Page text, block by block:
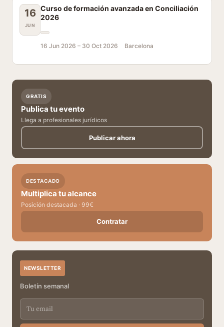
16
JUN
Curso de formación avanzada en Conciliación
2026
16 Jun 2026 – 30 Oct 2026 Barcelona
GRATIS
Publica tu evento
Llega a profesionales jurídicos
Publicar ahora
DESTACADO
Multiplica tu alcance
Posición destacada · 99€
Contratar
NEWSLETTER
Boletín semanal